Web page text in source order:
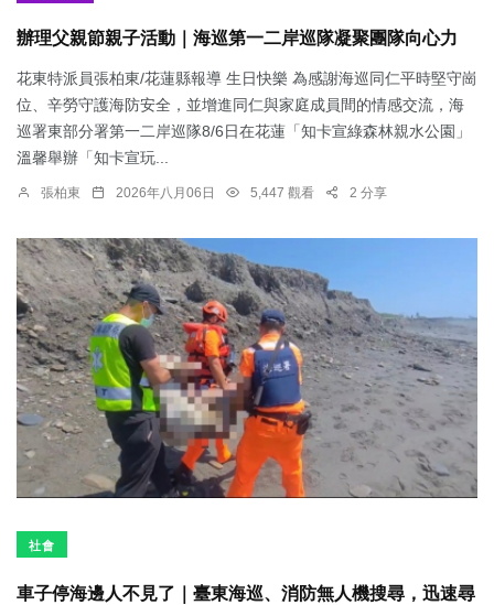
辦理父親節親子活動｜海巡第一二岸巡隊凝聚團隊向心力
花東特派員張柏東/花蓮縣報導 生日快樂 為感謝海巡同仁平時堅守崗
位、辛勞守護海防安全，並增進同仁與家庭成員間的情感交流，海
巡署東部分署第一二岸巡隊8/6日在花蓮「知卡宣綠森林親水公園」
溫馨舉辦「知卡宣玩...
張柏東 2026年八月06日 5,447 觀看 2 分享
社會
車子停海邊人不見了｜臺東海巡、消防無人機搜尋，迅速尋